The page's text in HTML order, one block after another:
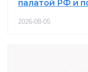
палатой РФ и
2026-08-05